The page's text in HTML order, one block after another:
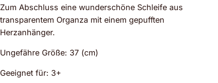
Zum Abschluss eine wunderschöne Schleife aus
transparentem Organza mit einem gepufften
Herzanhänger.
Ungefähre Größe: 37 (cm)
Geeignet für: 3+